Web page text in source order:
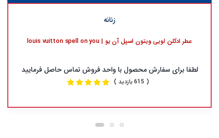
زنانه
عطر ادکلن لویی ویتون اسپل آن یو | louis vuitton spell on you
لطفا برای سفارش محصول با واحد فروش تماس حاصل فرمایید
( 615 بازدید )